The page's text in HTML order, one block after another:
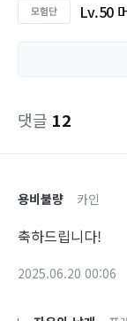
Lv.50
댓글 12
용비불량 카인
축하드립니다!
2025.06.20 00:06